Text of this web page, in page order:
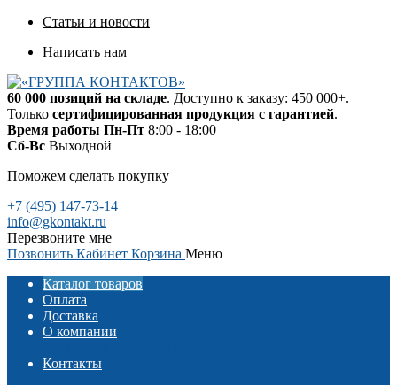
Статьи и новости
Написать нам
60 000 позиций на складе. Доступно к заказу: 450 000+.
Только сертифицированная продукция с гарантией.
Время работы Пн-Пт 8:00 - 18:00
Сб-Вс Выходной
Поможем сделать покупку
+7 (495) 147-73-14
info@gkontakt.ru
Перезвоните мне
Позвонить Кабинет Корзина Меню
Каталог товаров
Оплата
Доставка
О компании
Контакты